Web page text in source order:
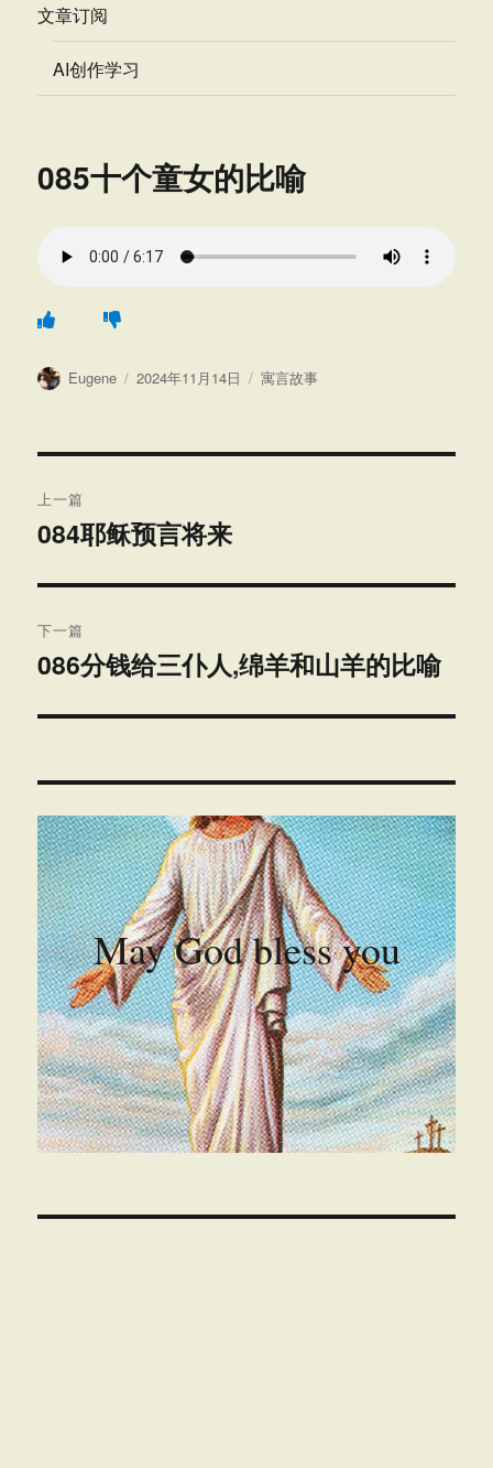
文章订阅
AI创作学习
085十个童女的比喻
作
Eugene
发
2024年11月14日
分
寓言故事
章
航
上一篇
上
文
章：
084耶稣预言将来
下一篇
下
文
086分钱给三仆人,绵羊和山羊的比喻
May God bless you